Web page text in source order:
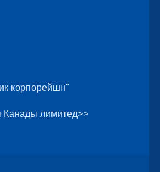
корпорейшн"
Канады лимитед>>